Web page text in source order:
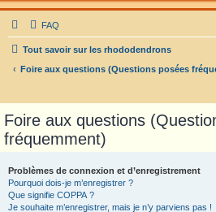
FAQ
Tout savoir sur les rhododendrons
Foire aux questions (Questions posées
Foire aux questions
fréquemment)
Problèmes de connexion et d’enregistrement
Pourquoi dois-je m’enregistrer ?
Que signifie COPPA ?
Je souhaite m’enregistrer, mais je n’y parviens pas !